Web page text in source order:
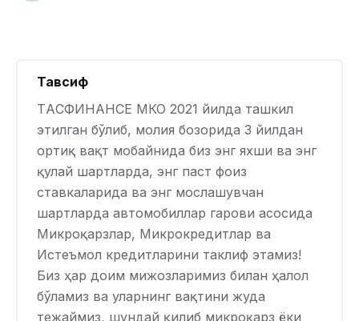
Тавсиф
ТAСФИНAНCЕ МКО 2021 йилда ташкил
этилган бўлиб, молия бозорида 3 йилдан
ортиқ вақт мобайнида биз энг яхши ва энг
қулай шартларда, энг паст фоиз
ставкаларида ва энг мослашувчан
шартларда автомобиллар гарови асосида
Микроқарзлар, Микрокредитлар ва
Истеъмол кредитларини таклиф этамиз!
Биз ҳар доим мижозларимиз билан ҳалол
бўламиз ва уларнинг вақтини жуда
тежаймиз, шундай қилиб микроқарз ёки